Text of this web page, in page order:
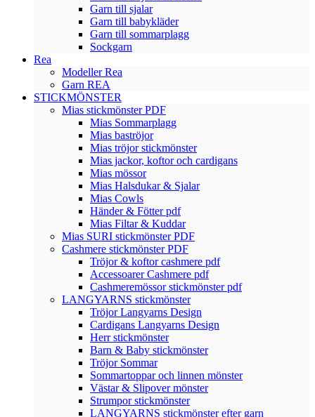
Garn till sjalar
Garn till babykläder
Garn till sommarplagg
Sockgarn
Rea
Modeller Rea
Garn REA
STICKMÖNSTER
Mias stickmönster PDF
Mias Sommarplagg
Mias baströjor
Mias tröjor stickmönster
Mias jackor, koftor och cardigans
Mias mössor
Mias Halsdukar & Sjalar
Mias Cowls
Händer & Fötter pdf
Mias Filtar & Kuddar
Mias SURI stickmönster PDF
Cashmere stickmönster PDF
Tröjor & koftor cashmere pdf
Accessoarer Cashmere pdf
Cashmeremössor stickmönster pdf
LANGYARNS stickmönster
Tröjor Langyarns Design
Cardigans Langyarns Design
Herr stickmönster
Barn & Baby stickmönster
Tröjor Sommar
Sommartoppar och linnen mönster
Västar & Slipover mönster
Strumpor stickmönster
LANGYARNS stickmönster efter garn